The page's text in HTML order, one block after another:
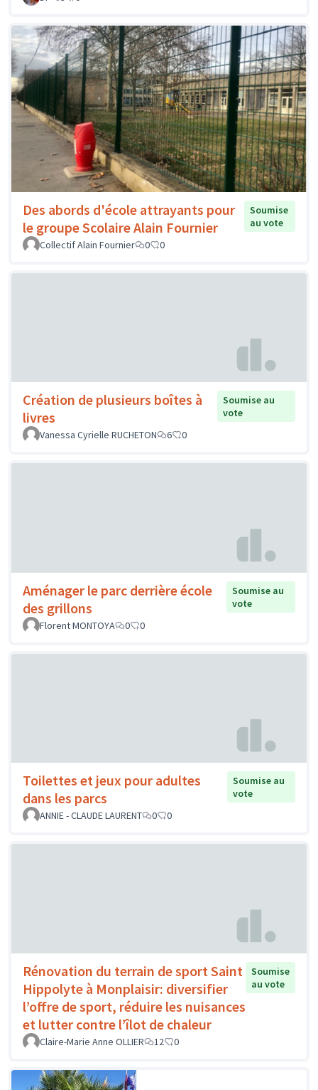
Des abords d'école attrayants pour
le groupe Scolaire Alain Fournier
Soumise
au vote
Collectif Alain Fournier
0 0
Création de plusieurs boîtes à
livres
Soumise au
vote
Vanessa Cyrielle RUCHETON
6 0
Aménager le parc derrière école
des grillons
Soumise au
vote
Florent MONTOYA
0 0
Toilettes et jeux pour adultes
dans les parcs
Soumise au
vote
ANNIE - CLAUDE LAURENT
0 0
Rénovation du terrain de sport Saint
Hippolyte à Monplaisir: diversifier
l’offre de sport, réduire les nuisances
et lutter contre l’îlot de chaleur
Soumise
au vote
Claire-Marie Anne OLLIER 12 0